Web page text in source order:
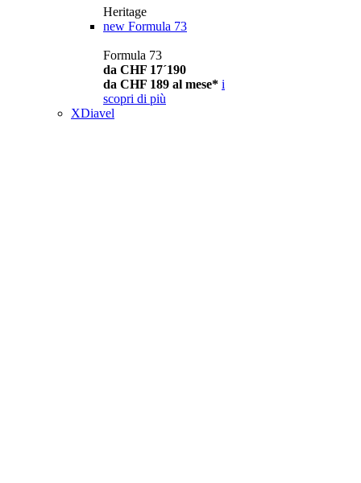
Heritage
new Formula 73
Formula 73
da CHF 17´190
da CHF 189 al mese* i
scopri di più
XDiavel